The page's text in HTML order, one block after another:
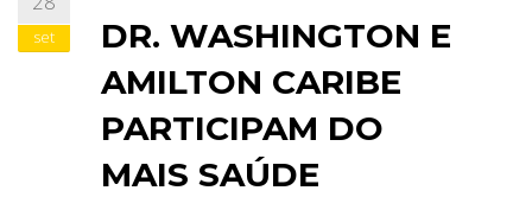
set
DR. WASHINGTON E
AMILTON CARIBE
PARTICIPAM DO
MAIS SAÚDE